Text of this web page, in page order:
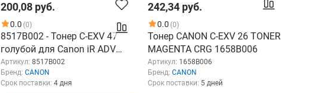
200,08 руб.
0.0 (0)
8517B002 - Тонер C-EXV 47
голубой для Canon iR ADV
C250i/350i 21500 стр.
Артикул: 8517B002
Бренд: CANON
Срок поставки: 4 дня
242,34 руб.
0.0 (0)
Тонер CANON C-EXV 26 TONER
MAGENTA CRG 1658B006
Артикул: 1658B006
Бренд: CANON
Срок поставки: 5 дней